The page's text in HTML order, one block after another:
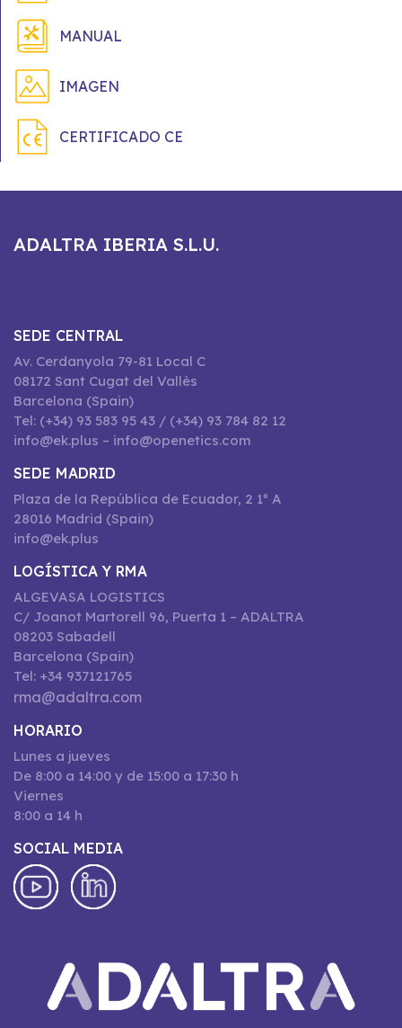
MANUAL
IMAGEN
CERTIFICADO CE
ADALTRA IBERIA S.L.U.
SEDE CENTRAL
Av. Cerdanyola 79-81 Local C
08172 Sant Cugat del Vallès
Barcelona (Spain)
Tel: (+34) 93 583 95 43 / (+34) 93 784 82 12
info@ek.plus – info@openetics.com
SEDE MADRID
Plaza de la República de Ecuador, 2 1º A
28016 Madrid (Spain)
info@ek.plus
LOGÍSTICA Y RMA
ALGEVASA LOGISTICS
C/ Joanot Martorell 96, Puerta 1 – ADALTRA
08203 Sabadell
Barcelona (Spain)
Tel: +34 937121765
rma@adaltra.com
HORARIO
Lunes a jueves
De 8:00 a 14:00 y de 15:00 a 17:30 h
Viernes
8:00 a 14 h
SOCIAL MEDIA